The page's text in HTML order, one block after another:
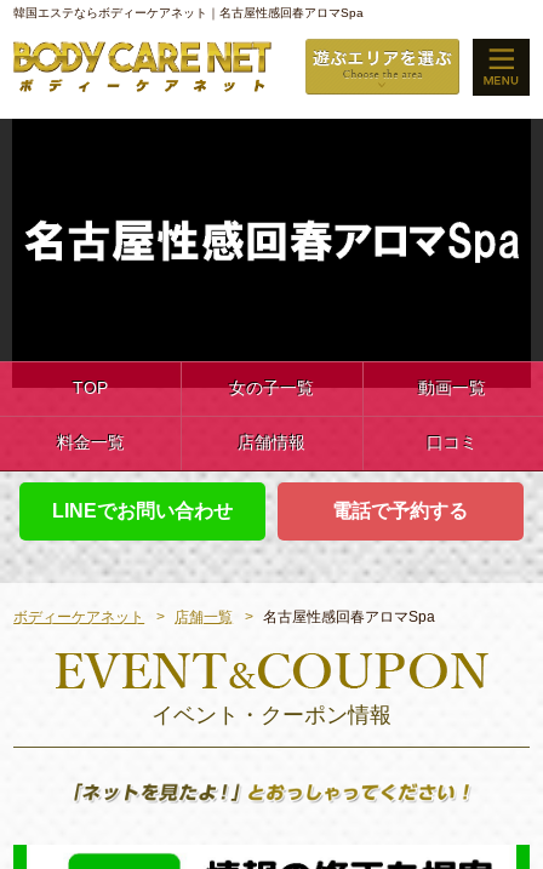
韓国エステならボディーケアネット｜名古屋性感回春アロマSpa
TOP 女の子一覧 動画一覧
料金一覧 店舗情報 口コミ
LINEでお問い合わせ 電話で予約する
ボディーケアネット 店舗一覧 名古屋性感回春アロマSpa
イベント・クーポン情報